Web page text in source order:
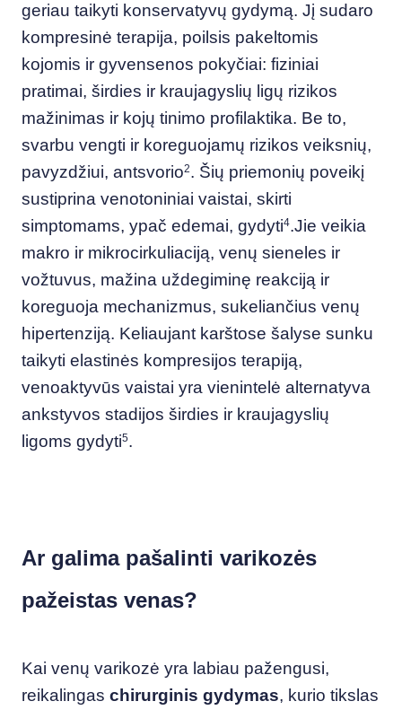
geriau taikyti konservatyvų gydymą. Jį sudaro
kompresinė terapija, poilsis pakeltomis
kojomis ir gyvensenos pokyčiai: fiziniai
pratimai, širdies ir kraujagyslių ligų rizikos
mažinimas ir kojų tinimo profilaktika. Be to,
svarbu vengti ir koreguojamų rizikos veiksnių,
pavyzdžiui, antsvorio2. Šių priemonių poveikį
sustiprina venotoniniai vaistai, skirti
simptomams, ypač edemai, gydyti4.Jie veikia
makro ir mikrocirkuliaciją, venų sieneles ir
vožtuvus, mažina uždegiminę reakciją ir
koreguoja mechanizmus, sukeliančius venų
hipertenziją. Keliaujant karštose šalyse sunku
taikyti elastinės kompresijos terapiją,
venoaktyvūs vaistai yra vienintelė alternatyva
ankstyvos stadijos širdies ir kraujagyslių
ligoms gydyti5.
Ar galima pašalinti varikozės
pažeistas venas?
Kai venų varikozė yra labiau pažengusi,
reikalingas chirurginis gydymas, kurio tikslas